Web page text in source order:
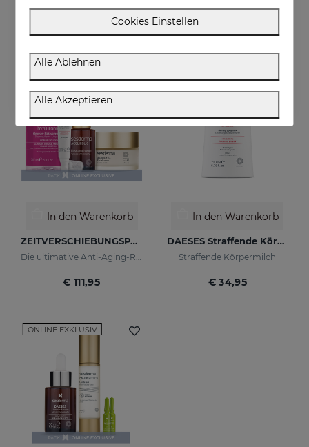
ONLINE EXKLUSIV
In den Warenkorb
ZEITVERSCHIEBUNGSPAKET
€ 111,95
In den Warenkorb
DAESES Straffende Körpermilch
Straffende Körpermilch
€ 34,95
ONLINE EXKLUSIV
Cookies Einstellen
Alle Ablehnen
Alle Akzeptieren